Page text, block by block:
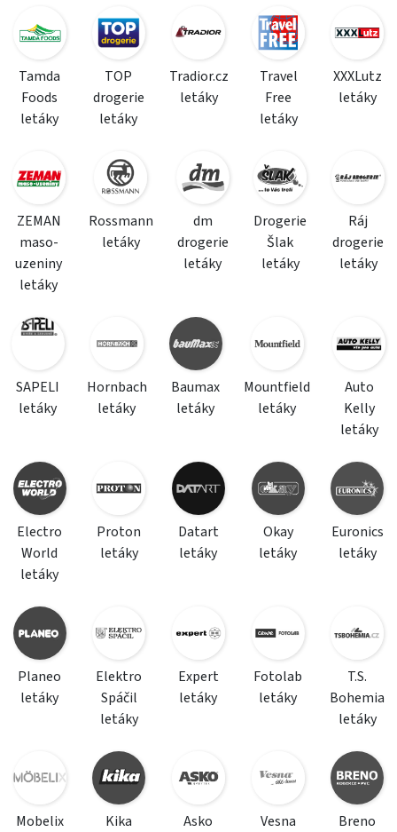
Tamda
Foods
letáky
TOP
drogerie
letáky
Tradior.cz
letáky
Travel
Free
letáky
XXXLutz
letáky
ZEMAN
maso-
uzeniny
letáky
Rossmann
letáky
dm
drogerie
letáky
Drogerie
Šlak
letáky
Ráj
drogerie
letáky
SAPELI
letáky
Hornbach
letáky
Baumax
letáky
Mountfield
letáky
Auto
Kelly
letáky
Electro
World
letáky
Proton
letáky
Datart
letáky
Okay
letáky
Euronics
letáky
Planeo
letáky
Elektro
Spáčil
letáky
Expert
letáky
Fotolab
letáky
T.S.
Bohemia
letáky
Mobelix
Kika
Asko
Vesna
Breno